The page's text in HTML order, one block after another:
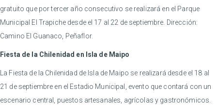
gratuito que por tercer año consecutivo se realizará en el Parque
Municipal El Trapiche desde el 17 al 22 de septiembre. Dirección:
Camino El Guanaco, Peñaflor.
Fiesta de la Chilenidad en Isla de Maipo
La Fiesta de la Chilenidad de Isla de Maipo se realizará desde el 18 al
21 de septiembre en el Estadio Municipal, evento que contará con un
escenario central, puestos artesanales, agrícolas y gastronómicos.